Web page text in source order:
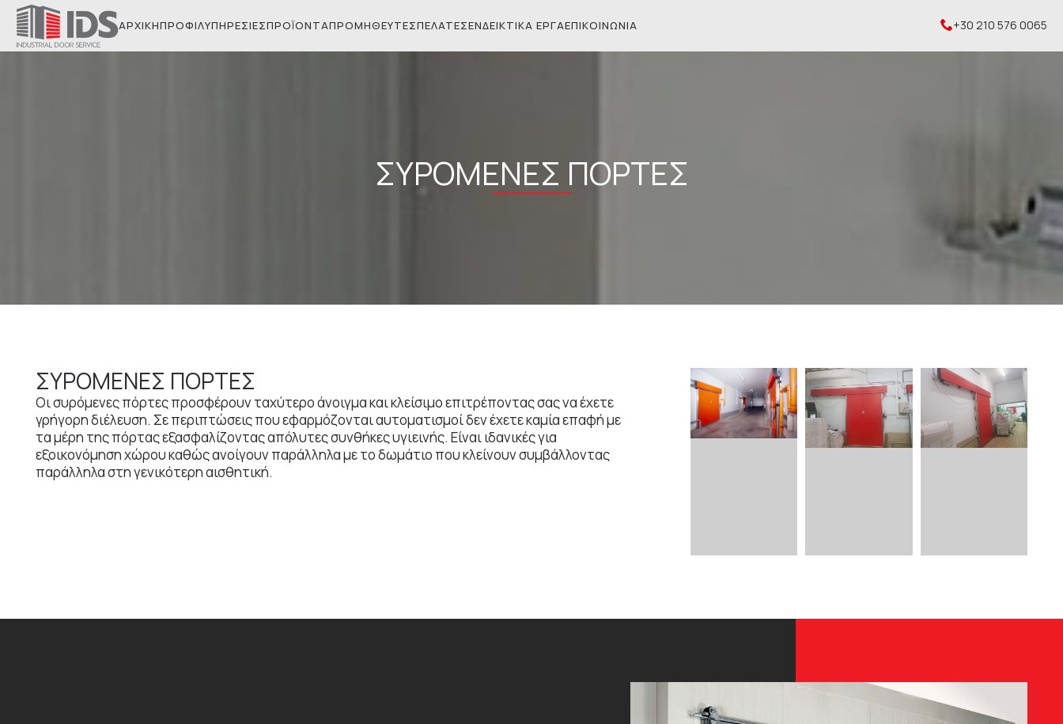
ΑΡΧΙΚΉΠΡΟΦΊΛΥΠΗΡΕΣΊΕΣΠΡΟΪΌΝΤΑΠΡΟΜΗΘΕΥΤΈΣΠΕΛΆΤΕΣΕΝΔΕΙΚΤΙΚΆ ΈΡΓΑΕΠΙΚΟΙΝΩΝΊΑ +30 210 576 0065
ΣΥΡΌΜΕΝΕΣ ΠΌΡΤΕΣ
ΣΥΡΟΜΕΝΕΣ ΠΟΡΤΕΣ
Οι συρόμενες πόρτες προσφέρουν ταχύτερο άνοιγμα και κλείσιμο επιτρέποντας σας να έχετε
γρήγορη διέλευση. Σε περιπτώσεις που εφαρμόζονται αυτοματισμοί δεν έχετε καμία επαφή με
τα μέρη της πόρτας εξασφαλίζοντας απόλυτες συνθήκες υγιεινής. Είναι ιδανικές για
εξοικονόμηση χώρου καθώς ανοίγουν παράλληλα με το δωμάτιο που κλείνουν συμβάλλοντας
παράλληλα στη γενικότερη αισθητική.